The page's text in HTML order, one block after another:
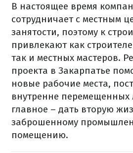
В настоящее время
сотрудничает с местным
занятости, поэтому к
привлекают как
так и местных мастеров.
проекта в Закарпатье
новые рабочие места,
внутренне перемещенных
главное – дать вторую
заброшенному
помещению.